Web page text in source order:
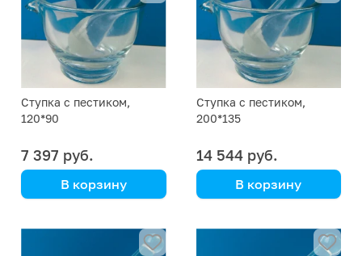
Ступка с пестиком,
120*90
7 397 руб.
В корзину
(Кат. № 2231/632 538
Ступка с пестиком,
200*135
14 544 руб.
В корзину
(Кат. № 2231/632 538